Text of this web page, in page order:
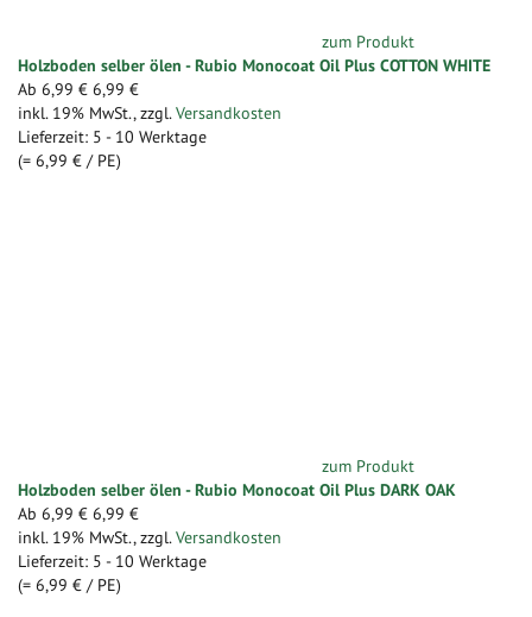
zum Produkt
Holzboden selber ölen - Rubio Monocoat Oil Plus COTTON WHITE
Ab 6,99 € 6,99 €
inkl. 19% MwSt., zzgl. Versandkosten
Lieferzeit: 5 - 10 Werktage
(= 6,99 € / PE)
zum Produkt
Holzboden selber ölen - Rubio Monocoat Oil Plus DARK OAK
Ab 6,99 € 6,99 €
inkl. 19% MwSt., zzgl. Versandkosten
Lieferzeit: 5 - 10 Werktage
(= 6,99 € / PE)